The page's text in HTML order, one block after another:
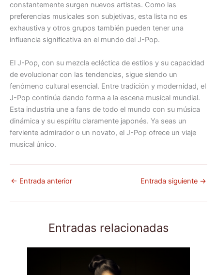
constantemente surgen nuevos artistas. Como las
preferencias musicales son subjetivas, esta lista no es
exhaustiva y otros grupos también pueden tener una
influencia significativa en el mundo del J-Pop.
El J-Pop, con su mezcla ecléctica de estilos y su capacidad
de evolucionar con las tendencias, sigue siendo un
fenómeno cultural esencial. Entre tradición y modernidad, el
J-Pop continúa dando forma a la escena musical mundial.
Esta industria une a fans de todo el mundo con su música
dinámica y su espíritu claramente japonés. Ya seas un
ferviente admirador o un novato, el J-Pop ofrece un viaje
musical único.
← Entrada anterior Entrada siguiente →
Entradas relacionadas